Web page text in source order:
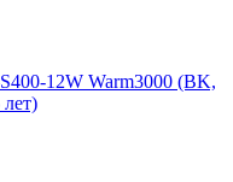
12W Warm3000 (BK,